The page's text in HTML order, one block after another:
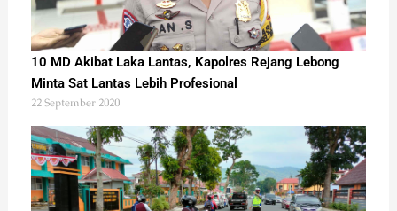
10 MD Akibat Laka Lantas, Kapolres Rejang Lebong
Minta Sat Lantas Lebih Profesional
22 September 2020